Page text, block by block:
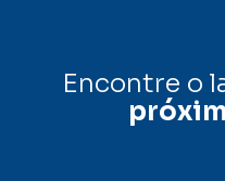
Encontre o